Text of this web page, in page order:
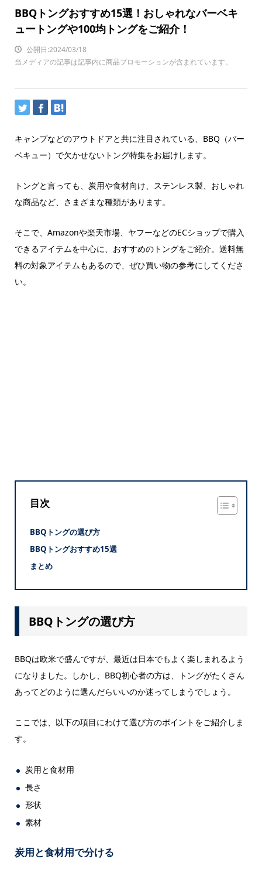
BBQトングおすすめ15選！おしゃれなバーベキ
ュートングや100均トングをご紹介！
公開日:2024/03/18
当メディアの記事は記事内に商品プロモーションが含まれています。
キャンプなどのアウトドアと共に注目されている、BBQ（バー
ベキュー）で欠かせないトング特集をお届けします。
トングと言っても、炭用や食材向け、ステンレス製、おしゃれ
な商品など、さまざまな種類があります。
そこで、Amazonや楽天市場、ヤフーなどのECショップで購入
できるアイテムを中心に、おすすめのトングをご紹介。送料無
料の対象アイテムもあるので、ぜひ買い物の参考にしてくださ
い。
目次
BBQトングの選び方
BBQトングおすすめ15選
まとめ
BBQトングの選び方
BBQは欧米で盛んですが、最近は日本でもよく楽しまれるよう
になりました。しかし、BBQ初心者の方は、トングがたくさん
あってどのように選んだらいいのか迷ってしまうでしょう。
ここでは、以下の項目にわけて選び方のポイントをご紹介しま
す。
炭用と食材用
長さ
形状
素材
炭用と食材用で分ける